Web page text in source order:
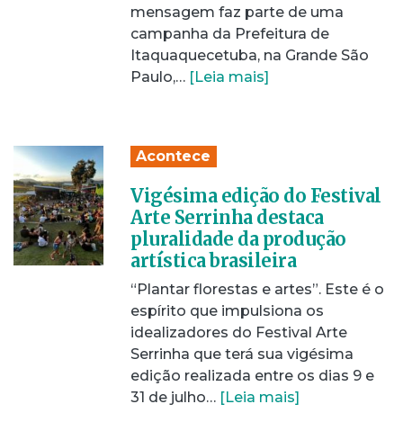
mensagem faz parte de uma
campanha da Prefeitura de
Itaquaquecetuba, na Grande São
Paulo,… [Leia mais]
Acontece
Vigésima edição do Festival
Arte Serrinha destaca
pluralidade da produção
artística brasileira
“Plantar florestas e artes”. Este é o
espírito que impulsiona os
idealizadores do Festival Arte
Serrinha que terá sua vigésima
edição realizada entre os dias 9 e
31 de julho… [Leia mais]